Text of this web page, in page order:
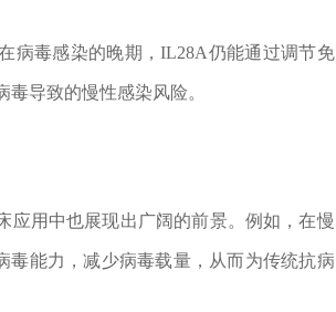
病毒感染的晚期，IL28A仍能通过调节免
导致的慢性感染风险。
应用中也展现出广阔的前景。例如，在慢
能力，减少病毒载量，从而为传统抗病